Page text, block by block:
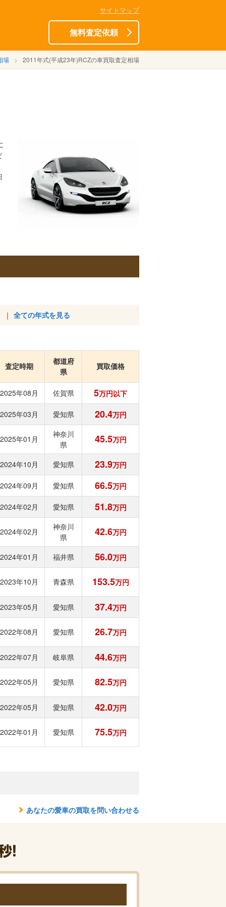
サイトマップ
無料査定依頼
場 2011年式(平成23年)RCZの車買取査定相場
全ての年式を見る
査定時期
都道府
県
買取価格
2025年08月 佐賀県 5万円以下
2025年03月 愛知県 20.4万円
2025年01月
神奈川
県
45.5万円
2024年10月 愛知県 23.9万円
2024年09月 愛知県 66.5万円
2024年02月 愛知県 51.8万円
2024年02月
神奈川
県
42.6万円
2024年01月 福井県 56.0万円
2023年10月 青森県 153.5万円
2023年05月 愛知県 37.4万円
2022年08月 愛知県 26.7万円
2022年07月 岐阜県 44.6万円
2022年05月 愛知県 82.5万円
2022年05月 愛知県 42.0万円
2022年01月 愛知県 75.5万円
あなたの愛車の買取を問い合わせる